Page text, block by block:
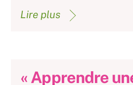
Lire plus
« Apprendre